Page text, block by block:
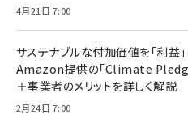
4月21日 7:00
サステナブルな付加価値を「利益
Amazon提供の「Climate
＋事業者のメリットを詳しく解説
2月24日 7:00